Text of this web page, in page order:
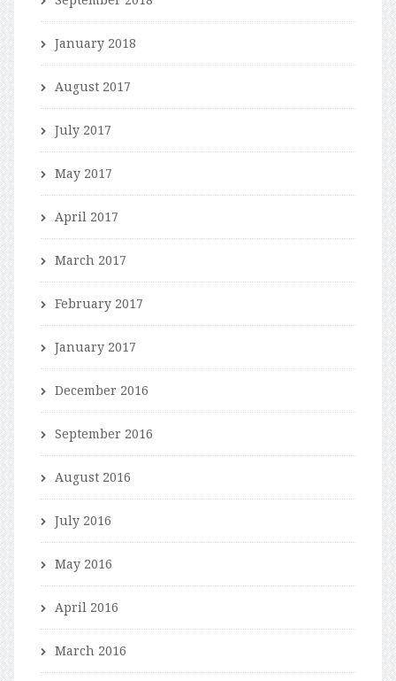
January 2018
August 2017
July 2017
May 2017
April 2017
March 2017
February 2017
January 2017
December 2016
September 2016
August 2016
July 2016
May 2016
April 2016
March 2016